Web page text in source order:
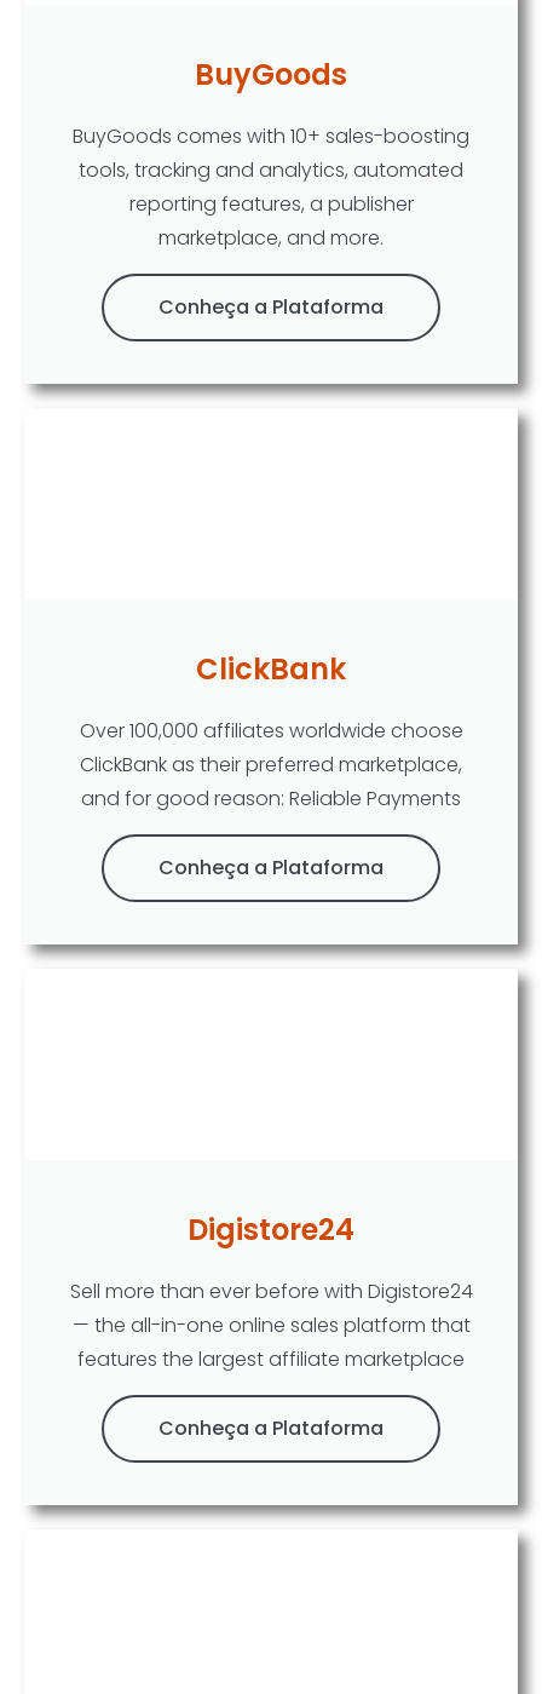
BuyGoods
BuyGoods comes with 10+ sales-boosting
tools, tracking and analytics, automated
reporting features, a publisher
marketplace, and more.
Conheça a Plataforma
ClickBank
Over 100,000 affiliates worldwide choose
ClickBank as their preferred marketplace,
and for good reason: Reliable Payments
Conheça a Plataforma
Digistore24
Sell more than ever before with Digistore24
— the all-in-one online sales platform that
features the largest affiliate marketplace
Conheça a Plataforma